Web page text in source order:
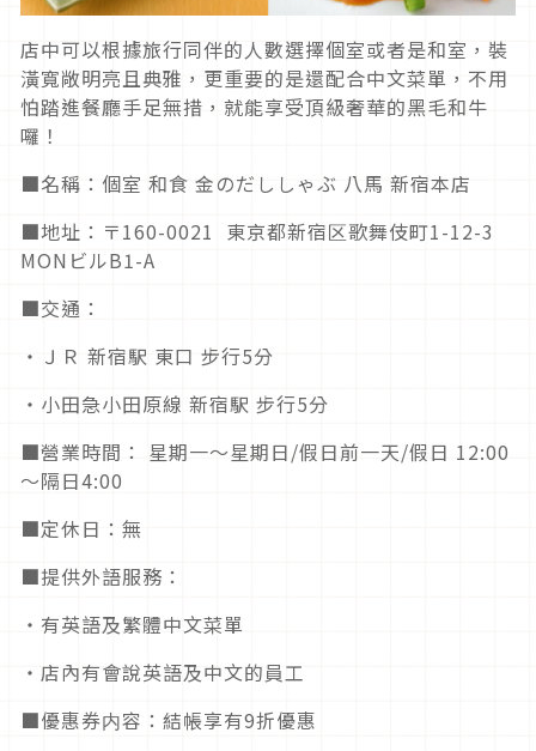
店中可以根據旅行同伴的人數選擇個室或者是和室，裝
潢寬敞明亮且典雅，更重要的是還配合中文菜單，不用
怕踏進餐廳手足無措，就能享受頂級奢華的黑毛和牛
囉！
■名稱：個室 和食 金のだししゃぶ 八馬 新宿本店
■地址：〒160-0021 東京都新宿区歌舞伎町1-12-3
MONビルB1-A
■交通：
・ＪＲ 新宿駅 東口 步行5分
・小田急小田原線 新宿駅 步行5分
■營業時間： 星期一～星期日/假日前一天/假日 12:00
～隔日4:00
■定休日：無
■提供外語服務：
・有英語及繁體中文菜單
・店內有會說英語及中文的員工
■優惠券内容：結帳享有9折優惠